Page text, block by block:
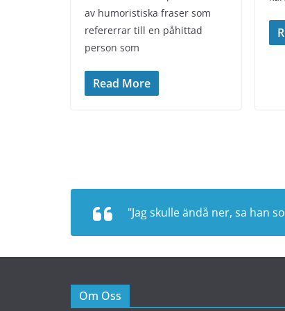
av humoristiska fraser som
refererrar till en påhittad
person som
Read More
"Jag skulle ändå ner, sa han
Om Oss